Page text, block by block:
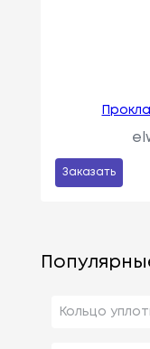
Заказать
Кольцо